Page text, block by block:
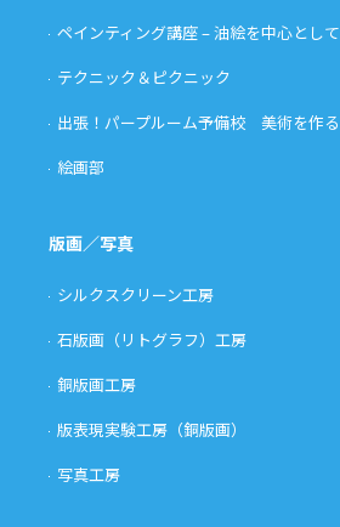
ペインティング講座 – 油絵を中心として
テクニック＆ピクニック
出張！パープルーム予備校 美術を作る
絵画部
版画／写真
シルクスクリーン工房
石版画（リトグラフ）工房
銅版画工房
版表現実験工房（銅版画）
写真工房